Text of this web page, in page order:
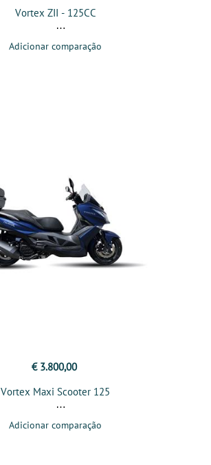
Vortex ZII - 125CC
Adicionar comparação
€ 3.800,00
Vortex Maxi Scooter 125
Adicionar comparação